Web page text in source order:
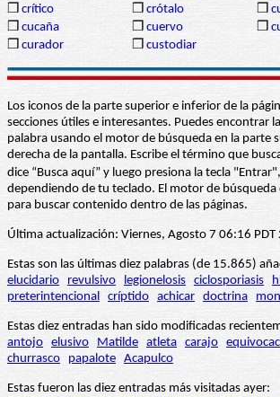
❒ crítico ❒ crótalo ❒
❒ cucaña ❒ cuervo ❒
❒ curador ❒ custodiar
Los iconos de la parte superior e inferior de la
secciones útiles e interesantes. Puedes encontrar
palabra usando el motor de búsqueda en la parte
derecha de la pantalla. Escribe el término que
dice “Busca aquí” y luego presiona la tecla
dependiendo de tu teclado. El motor de búsqueda
para buscar contenido dentro de las páginas.
Última actualización: Viernes, Agosto 7 06:16 PDT
Estas son las últimas diez palabras (de 15.865)
elucidario
revulsivo legionelosis ciclosporiasis
preterintencional críptido achicar doctrina
Estas diez entradas han sido modificadas
antojo elusivo Matilde atleta carajo
churrasco
papalote Acapulco
Estas fueron las diez entradas más visitadas ayer: